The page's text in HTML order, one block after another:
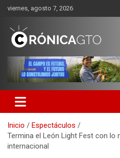
Saltar
contenido
viernes, agosto 7, 2026
CRONICA
Inicio
Espectáculos
Termina el León Light Fest con lo
internacional